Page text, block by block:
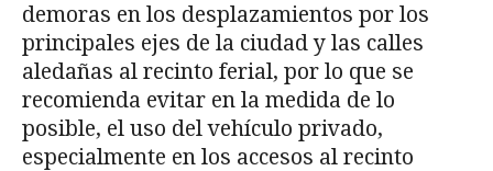
demoras en los desplazamientos por los
principales ejes de la ciudad y las calles
aledañas al recinto ferial, por lo que se
recomienda evitar en la medida de lo
posible, el uso del vehículo privado,
especialmente en los accesos al recinto